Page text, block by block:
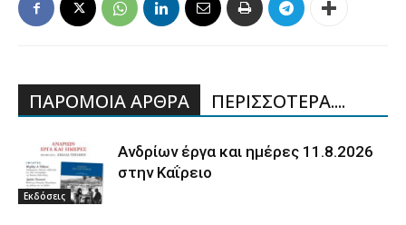
ΠΑΡΟΜΟΙΑ ΑΡΘΡΑ ΠΕΡΙΣΣΟΤΕΡΑ....
Εκδόσεις
Ανδρίων έργα και ημέρες 11.8.2026
στην Καΐρειο